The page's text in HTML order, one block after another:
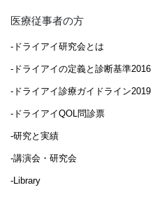
医療従事者の方
-ドライアイ研究会とは
-ドライアイの定義と診断基準2016
-ドライアイ診療ガイドライン2019
-ドライアイQOL問診票
-研究と実績
-講演会・研究会
-Library